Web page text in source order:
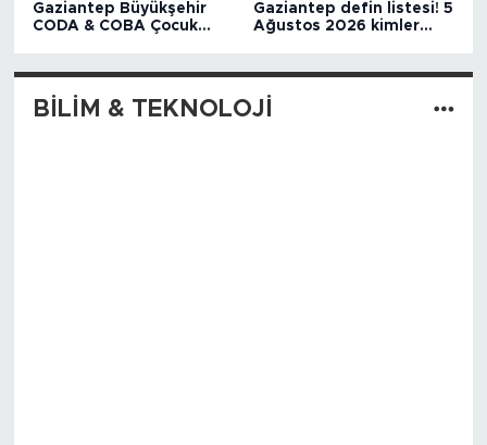
Gaziantep Büyükşehir
CODA & COBA Çocuk
Gaziantep defin listesi! 5
Ağustos 2026 kimler
BİLİM & TEKNOLOJİ